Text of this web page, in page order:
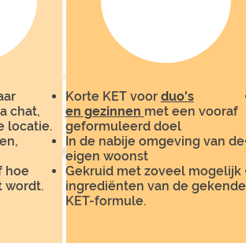
chat,
locatie.
hoe
wordt.
Korte KET voor duo's
en gezinnen met een vooraf
geformuleerd doel
In de nabije omgeving van de
eigen woonst
Gekruid met zoveel mogelijk
ingrediënten van de gekende
KET-formule.